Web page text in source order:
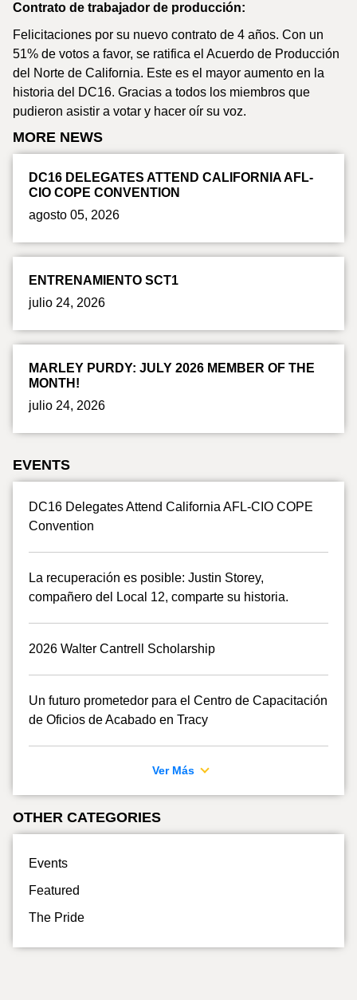
Contrato de trabajador de producción:
Felicitaciones por su nuevo contrato de 4 años. Con un
51% de votos a favor, se ratifica el Acuerdo de Producción
del Norte de California. Este es el mayor aumento en la
historia del DC16. Gracias a todos los miembros que
pudieron asistir a votar y hacer oír su voz.
MORE NEWS
DC16 DELEGATES ATTEND CALIFORNIA AFL-
CIO COPE CONVENTION
agosto 05, 2026
ENTRENAMIENTO SCT1
julio 24, 2026
MARLEY PURDY: JULY 2026 MEMBER OF THE
MONTH!
julio 24, 2026
EVENTS
DC16 Delegates Attend California AFL-CIO COPE
Convention
La recuperación es posible: Justin Storey,
compañero del Local 12, comparte su historia.
2026 Walter Cantrell Scholarship
Un futuro prometedor para el Centro de Capacitación
de Oficios de Acabado en Tracy
Ver Más
OTHER CATEGORIES
Events
Featured
The Pride